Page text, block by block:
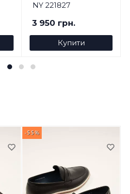
NY 221827
3 950 грн.
Купити
-55%